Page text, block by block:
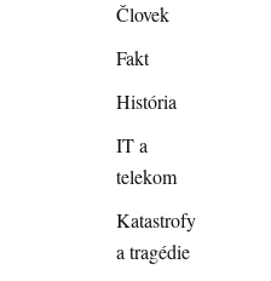
Človek
Fakt
História
IT a
telekom
Katastrofy
a tragédie